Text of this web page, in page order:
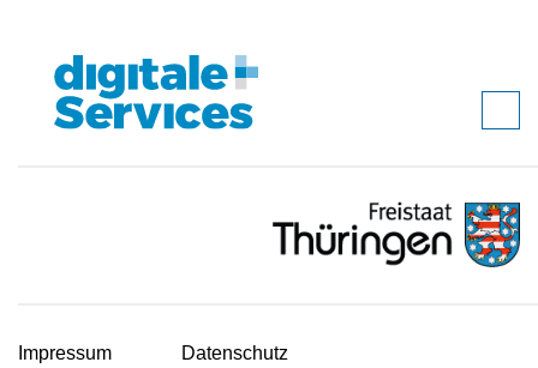
Impressum Datenschutz